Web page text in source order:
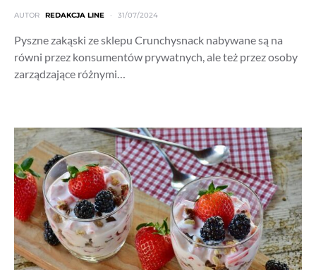
AUTOR REDAKCJA LINE 31/07/2024
Pyszne zakąski ze sklepu Crunchysnack nabywane są na
równi przez konsumentów prywatnych, ale też przez osoby
zarządzające różnymi…